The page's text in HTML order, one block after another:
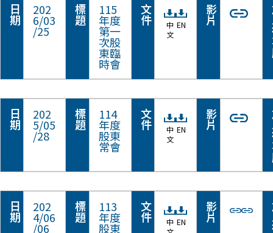
日
期
202
6/03
/25
標
題
115
年度
第一
次股
東臨
時會
文
件
中
文
EN
影
片
日
期
202
5/05
/28
標
題
114
年度
股東
常會
文
件
中
文
EN
影
片
日
期
202
4/06
/06
標
題
113
年度
股東
文
件
中 EN
影
片